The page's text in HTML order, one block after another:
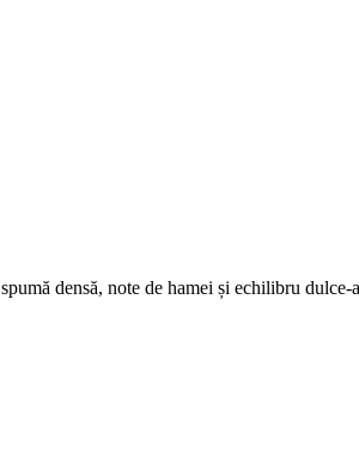
densă, note de hamei și echilibru